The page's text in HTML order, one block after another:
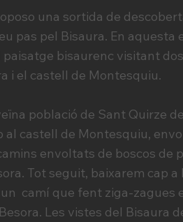
una sortida de
pas pel Bisaura. En
bisaurenc visitant
i el castell de Montesquiu.
població de Sant Quirze
al castell de Montesquiu,
envoltats de boscos de
Tot seguit, baixarem cap
camí que fent ziga-
Les vistes del Bisaura